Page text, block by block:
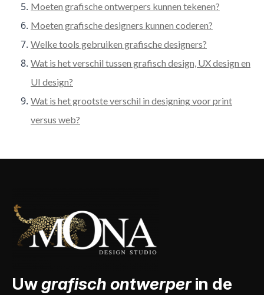
Moeten grafische ontwerpers kunnen tekenen?
Moeten grafische designers kunnen coderen?
Welke tools gebruiken grafische designers?
Wat is het verschil tussen grafisch design, UX design en
UI design?
Wat is het grootste verschil in designing voor print
versus web?
Uwgrafisch ontwerperin de